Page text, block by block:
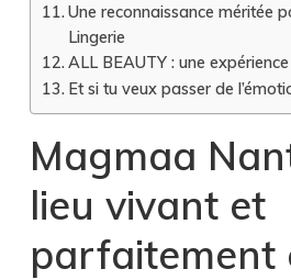
Une reconnaissance méritée
Lingerie
ALL BEAUTY : une
Et si tu veux passer de
Magmaa
lieu vivant et
parfaitement